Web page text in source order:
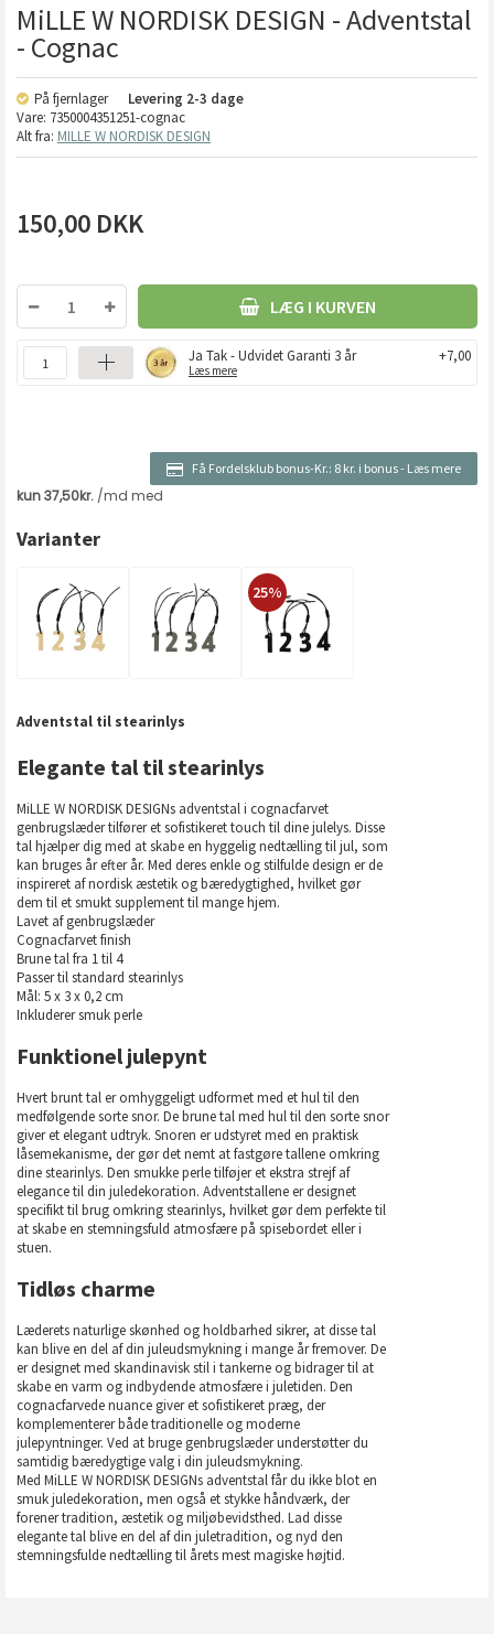
MiLLE W NORDISK DESIGN - Adventstal
- Cognac
På fjernlager Levering 2-3 dage
Vare: 7350004351251-cognac
Alt fra: MILLE W NORDISK DESIGN
150,00 DKK
LÆG I KURVEN
Ja Tak - Udvidet Garanti 3 år
Læs mere
+7,00
Få Fordelsklub bonus-Kr.: 8 kr. i bonus- Læs mere
Varianter
25%
Adventstal til stearinlys
Elegante tal til stearinlys
MiLLE W NORDISK DESIGNs adventstal i cognacfarvet
genbrugslæder tilfører et sofistikeret touch til dine julelys. Disse
tal hjælper dig med at skabe en hyggelig nedtælling til jul, som
kan bruges år efter år. Med deres enkle og stilfulde design er de
inspireret af nordisk æstetik og bæredygtighed, hvilket gør
dem til et smukt supplement til mange hjem.
Lavet af genbrugslæder
Cognacfarvet finish
Brune tal fra 1 til 4
Passer til standard stearinlys
Mål: 5 x 3 x 0,2 cm
Inkluderer smuk perle
Funktionel julepynt
Hvert brunt tal er omhyggeligt udformet med et hul til den
medfølgende sorte snor. De brune tal med hul til den sorte snor
giver et elegant udtryk. Snoren er udstyret med en praktisk
låsemekanisme, der gør det nemt at fastgøre tallene omkring
dine stearinlys. Den smukke perle tilføjer et ekstra strejf af
elegance til din juledekoration. Adventstallene er designet
specifikt til brug omkring stearinlys, hvilket gør dem perfekte til
at skabe en stemningsfuld atmosfære på spisebordet eller i
stuen.
Tidløs charme
Læderets naturlige skønhed og holdbarhed sikrer, at disse tal
kan blive en del af din juleudsmykning i mange år fremover. De
er designet med skandinavisk stil i tankerne og bidrager til at
skabe en varm og indbydende atmosfære i juletiden. Den
cognacfarvede nuance giver et sofistikeret præg, der
komplementerer både traditionelle og moderne
julepyntninger. Ved at bruge genbrugslæder understøtter du
samtidig bæredygtige valg i din juleudsmykning.
Med MiLLE W NORDISK DESIGNs adventstal får du ikke blot en
smuk juledekoration, men også et stykke håndværk, der
forener tradition, æstetik og miljøbevidsthed. Lad disse
elegante tal blive en del af din juletradition, og nyd den
stemningsfulde nedtælling til årets mest magiske højtid.